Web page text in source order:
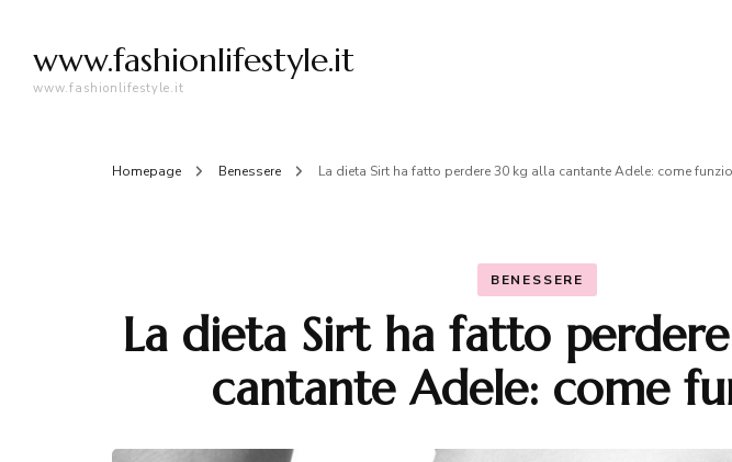
www.fashionlifestyle.it
www.fashionlifestyle.it
Homepage Benessere La dieta Sirt ha fatto perdere 30 kg alla cantante Adele: come
BENESSERE
La dieta Sirt ha fatto
cantante Adele: come